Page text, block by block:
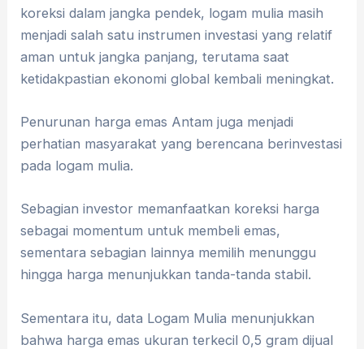
koreksi dalam jangka pendek, logam mulia masih
menjadi salah satu instrumen investasi yang relatif
aman untuk jangka panjang, terutama saat
ketidakpastian ekonomi global kembali meningkat.
Penurunan harga emas Antam juga menjadi
perhatian masyarakat yang berencana berinvestasi
pada logam mulia.
Sebagian investor memanfaatkan koreksi harga
sebagai momentum untuk membeli emas,
sementara sebagian lainnya memilih menunggu
hingga harga menunjukkan tanda-tanda stabil.
Sementara itu, data Logam Mulia menunjukkan
bahwa harga emas ukuran terkecil 0,5 gram dijual